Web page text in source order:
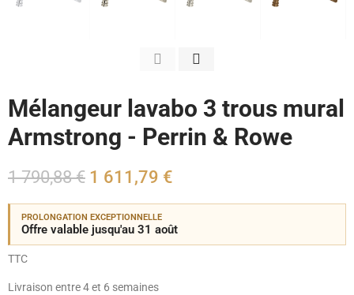
Mélangeur lavabo 3 trous mural
Armstrong - Perrin & Rowe
1 790,88 € 1 611,79 €
PROLONGATION EXCEPTIONNELLE
Offre valable jusqu'au 31 août
TTC
Livraison entre 4 et 6 semaines